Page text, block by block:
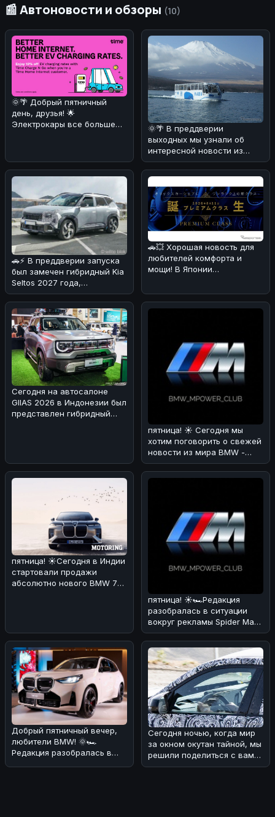
📰 Автоновости и обзоры (10)
🌞🌴 Добрый пятничный
день, друзья! 🌟
Электрокары все больше
🌞🌴 В преддверии
выходных мы узнали об
интересной новости из
Японии! 🚗💦 Компания Fuji
Quick Bus з
🚗⚡ В преддверии запуска
был замечен гибридный Kia
Seltos 2027 года,
проходящий испытания в
Альпах!
🚗💥 Хорошая новость для
любителей комфорта и
мощи! В Японии
Сегодня на автосалоне
GIIAS 2026 в Индонезии был
представлен гибридный
пятница! ☀️ Сегодня мы
хотим поговорить о свежей
новости из мира BMW -
люксовом SUV X7 Individual
в
пятница! ☀️Сегодня в Индии
стартовали продажи
абсолютно нового BMW 7
пятница! ☀️🏎Редакция
разобралась в ситуации
вокруг рекламы Spider Man
через BMW iDrive.
Оказывается
Добрый пятничный вечер,
любители BMW! 🌞🏎
Редакция разобралась в
Сегодня ночью, когда мир
за окном окутан тайной, мы
решили поделиться с вами
интересной новостью из